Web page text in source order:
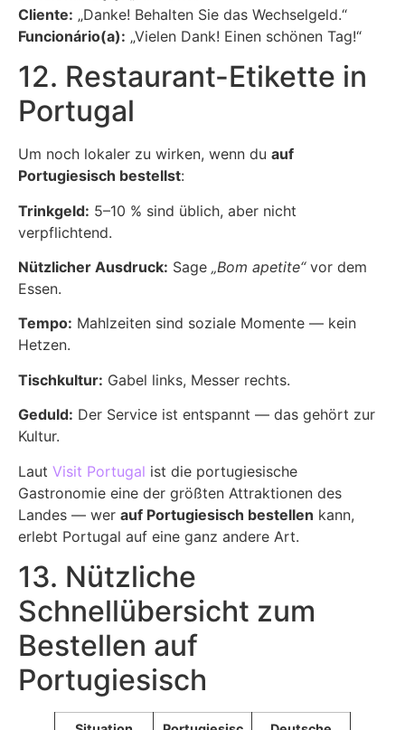
Cliente: „Danke! Behalten Sie das Wechselgeld.“
Funcionário(a): „Vielen Dank! Einen schönen Tag!“
12. Restaurant-Etikette in
Portugal
Um noch lokaler zu wirken, wenn du auf
Portugiesisch bestellst:
Trinkgeld: 5–10 % sind üblich, aber nicht
verpflichtend.
Nützlicher Ausdruck: Sage „Bom apetite“vor dem
Essen.
Tempo: Mahlzeiten sind soziale Momente — kein
Hetzen.
Tischkultur: Gabel links, Messer rechts.
Geduld: Der Service ist entspannt — das gehört zur
Kultur.
Laut Visit Portugal ist die portugiesische
Gastronomie eine der größten Attraktionen des
Landes — wer auf Portugiesisch bestellen kann,
erlebt Portugal auf eine ganz andere Art.
13. Nützliche
Schnellübersicht zum
Bestellen auf
Portugiesisch